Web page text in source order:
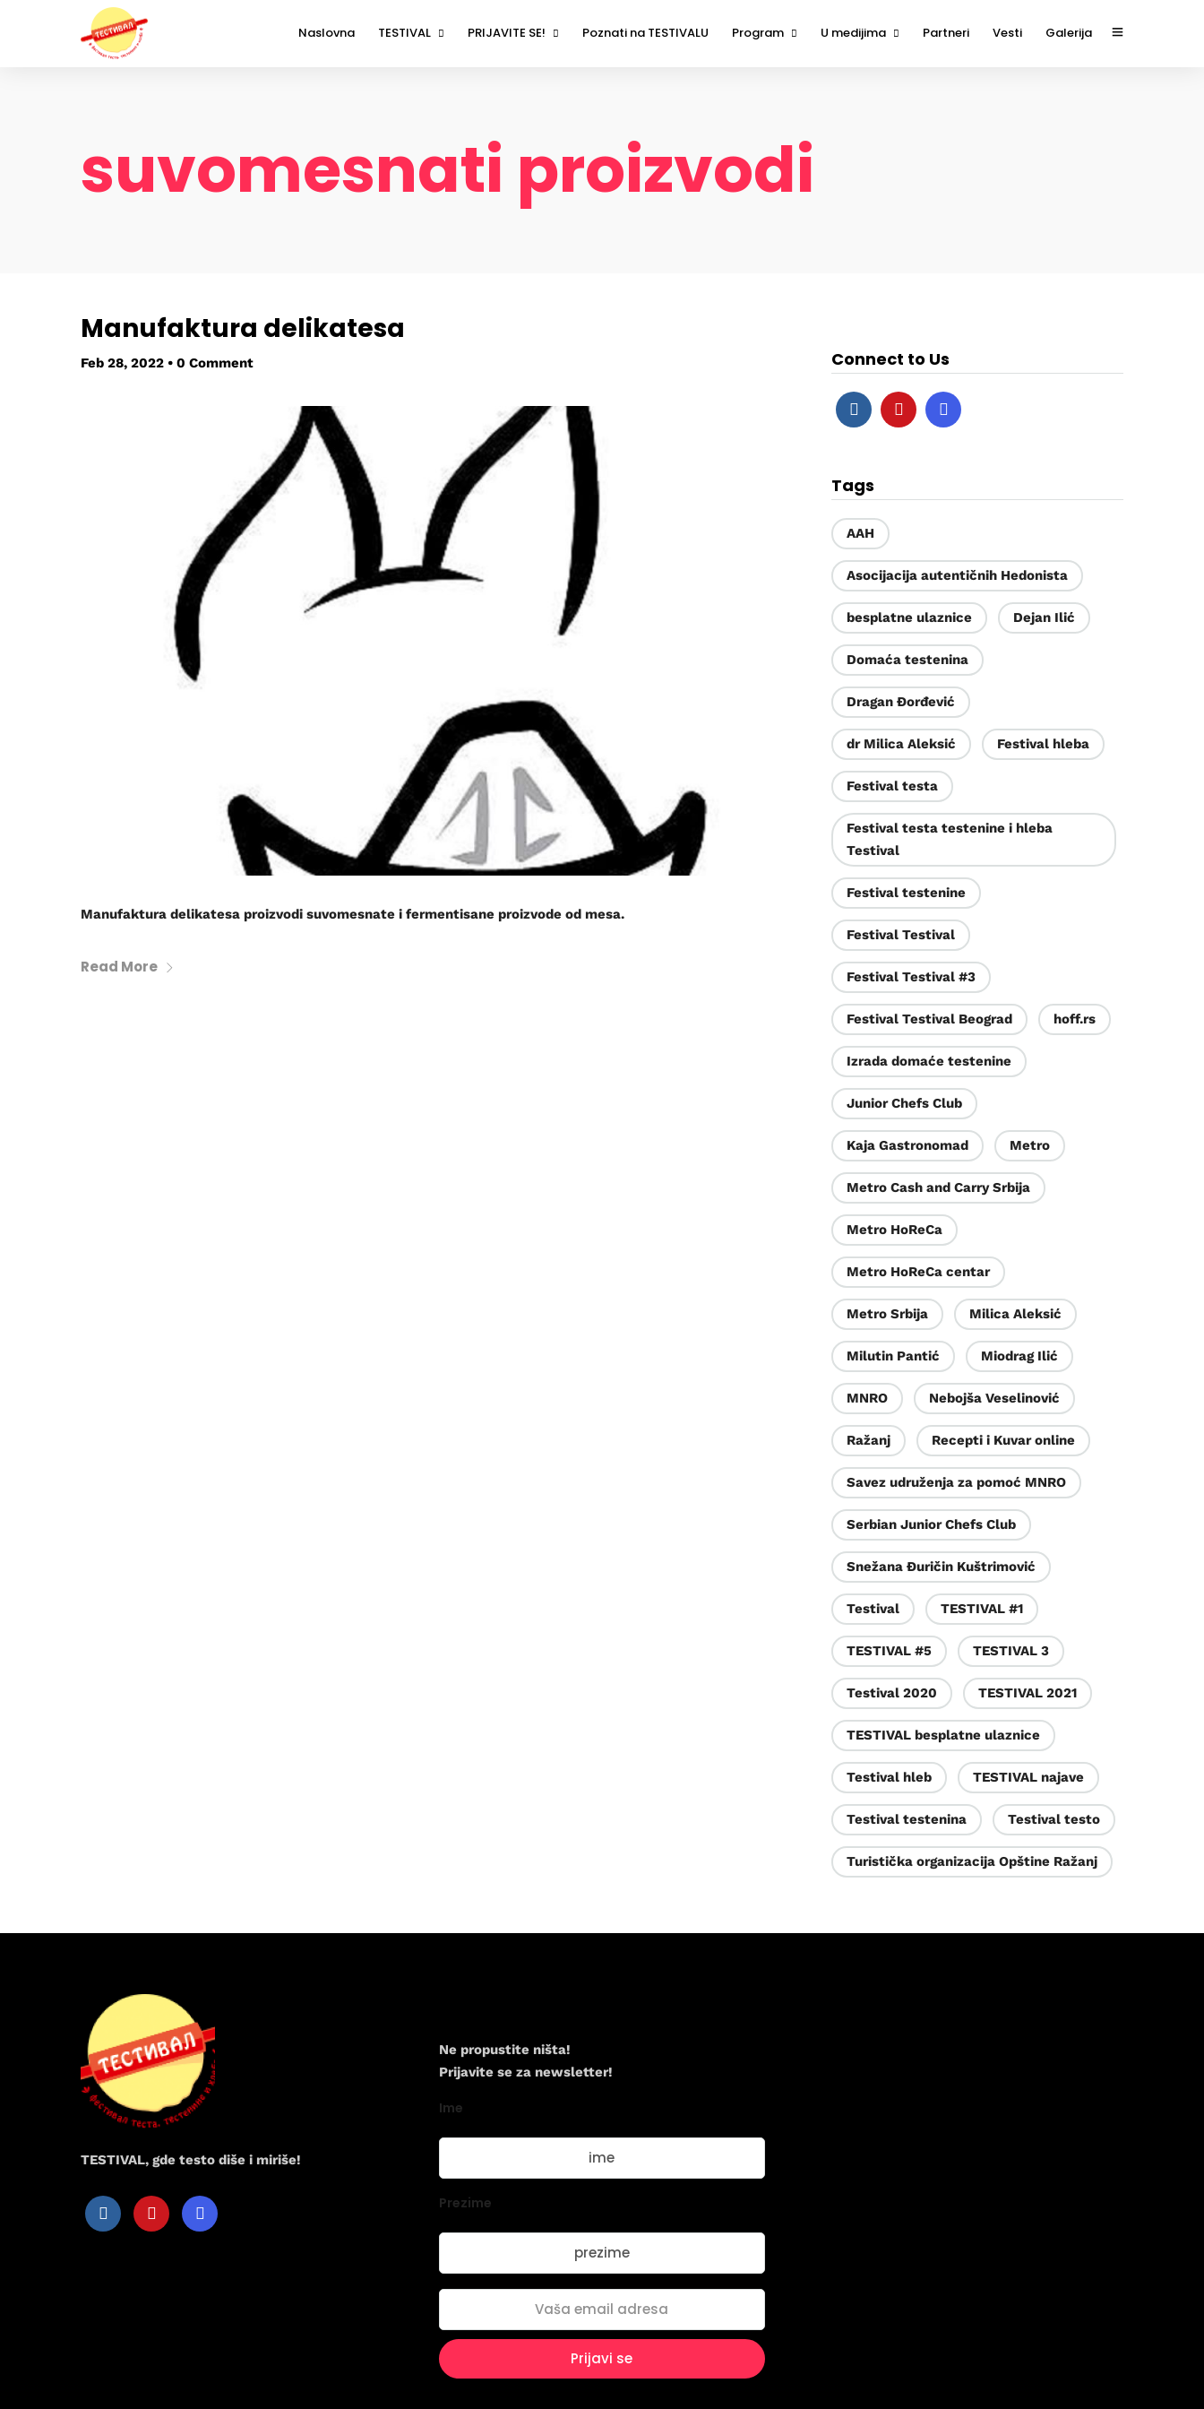
Naslovna TESTIVAL
Savet TESTIVALA
PRIJAVITE SE! Poznati na TESTIVALU Program
TESTIVAL #4
TESTIVAL #5
U medijima Partneri Vesti Galerija
suvomesnati proizvodi
Manufaktura delikatesa
Feb 28, 2022 • 0 Comment
Manufaktura delikatesa proizvodi suvomesnate i fermentisane proizvode od mesa.
Read More
Connect to Us
Tags
AAH
Asocijacija autentičnih Hedonista
besplatne ulaznice Dejan Ilić
Domaća testenina
Dragan Đorđević
dr Milica Aleksić Festival hleba
Festival testa
Festival testa testenine i hleba
Testival
Festival testenine
Festival Testival
Festival Testival #3
Festival Testival Beograd hoff.rs
Izrada domaće testenine
Junior Chefs Club
Kaja Gastronomad Metro
Metro Cash and Carry Srbija
Metro HoReCa
Metro HoReCa centar
Metro Srbija Milica Aleksić
Milutin Pantić Miodrag Ilić
MNRO Nebojša Veselinović
Ražanj Recepti i Kuvar online
Savez udruženja za pomoć MNRO
Serbian Junior Chefs Club
Snežana Đuričin Kuštrimović
Testival TESTIVAL #1
TESTIVAL #5 TESTIVAL 3
Testival 2020 TESTIVAL 2021
TESTIVAL besplatne ulaznice
Testival hleb TESTIVAL najave
Testival testenina Testival testo
Turistička organizacija Opštine Ražanj
TESTIVAL, gde testo diše i miriše!
Ne propustite ništa!
Prijavite se za newsletter!
Ime
Prezime